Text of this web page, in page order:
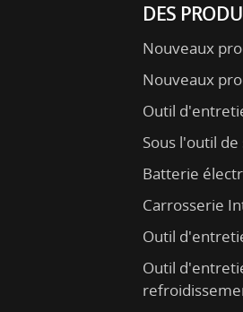
DES
Nouveaux
Nouveaux
Outil
Sous l'outil
Batterie
Carrosserie
Outil
Outil